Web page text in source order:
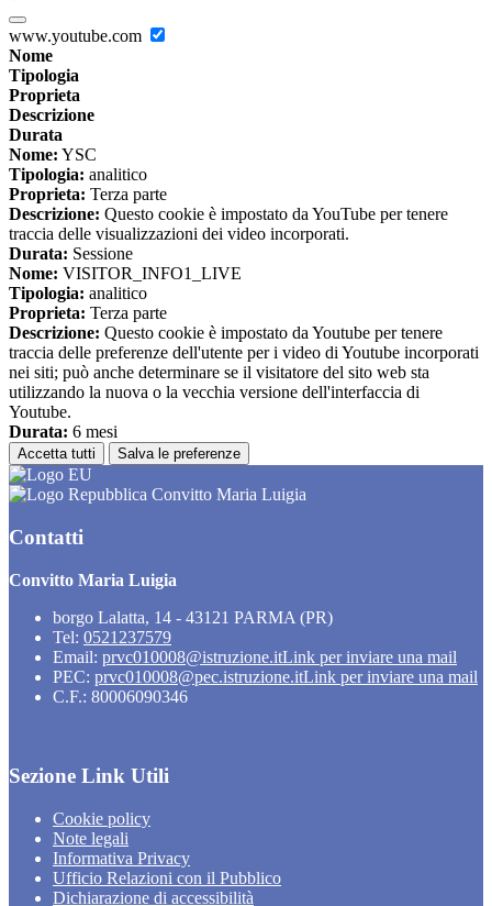
www.youtube.com
Nome
Tipologia
Proprieta
Descrizione
Durata
Nome: YSC
Tipologia: analitico
Proprieta: Terza parte
Descrizione: Questo cookie è impostato da YouTube per tenere
traccia delle visualizzazioni dei video incorporati.
Durata: Sessione
Nome: VISITOR_INFO1_LIVE
Tipologia: analitico
Proprieta: Terza parte
Descrizione: Questo cookie è impostato da Youtube per tenere
traccia delle preferenze dell'utente per i video di Youtube incorporati
nei siti; può anche determinare se il visitatore del sito web sta
utilizzando la nuova o la vecchia versione dell'interfaccia di
Youtube.
Durata: 6 mesi
Accetta tutti Salva le preferenze
Convitto Maria Luigia
Contatti
Convitto Maria Luigia
borgo Lalatta, 14 - 43121 PARMA (PR)
Tel: 0521237579
Email: prvc010008@istruzione.itLink per inviare una mail
PEC: prvc010008@pec.istruzione.itLink per inviare una mail
C.F.: 80006090346
Sezione Link Utili
Cookie policy
Note legali
Informativa Privacy
Ufficio Relazioni con il Pubblico
Dichiarazione di accessibilità